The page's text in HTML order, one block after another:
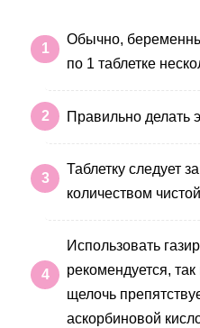
Обычно,
по 1 таблетке
Правильно делать
Таблетку следует
количеством
Использовать
рекомендуется,
щелочь
аскорбиновой